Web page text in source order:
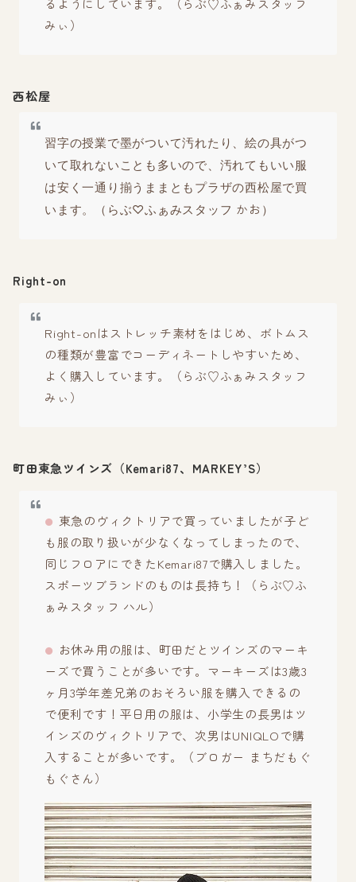
るようにしています。（らぶ♡ふぁみスタッフ
みぃ）
西松屋
習字の授業で墨がついて汚れたり、絵の具がつ
いて取れないことも多いので、汚れてもいい服
は安く一通り揃うままともプラザの西松屋で買
います。（らぶ♡ふぁみスタッフ かお ）
Right-on
Right-onはストレッチ素材をはじめ、ボトムス
の種類が豊富でコーディネートしやすいため、
よく購入しています。（らぶ♡ふぁみスタッフ
みぃ）
町田東急ツインズ（Kemari87、MARKEY’S）
東急のヴィクトリアで買っていましたが子ど
も服の取り扱いが少なくなってしまったので、
同じフロアにできたKemari87で購入しました。
スポーツブランドのものは長持ち！（らぶ♡ふ
ぁみスタッフ ハル）
お休み用の服は、町田だとツインズのマーキ
ーズで買うことが多いです。マーキーズは3歳3
ヶ月3学年差兄弟のおそろい服を購入できるの
で便利です！平日用の服は、小学生の長男はツ
インズのヴィクトリアで、次男はUNIQLOで購
入することが多いです。（ブロガー まちだもぐ
もぐさん）